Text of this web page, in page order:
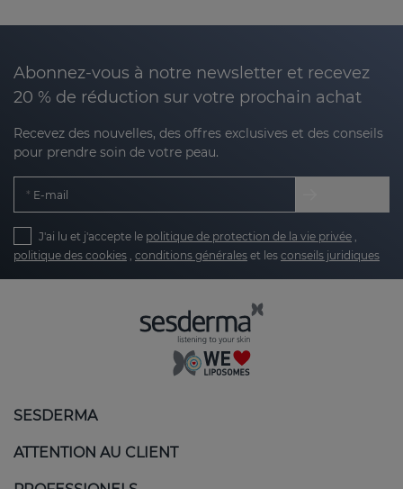
Abonnez-vous à notre newsletter et recevez
20 % de réduction sur votre prochain achat
Recevez des nouvelles, des offres exclusives et des conseils
pour prendre soin de votre peau.
E-mail
J'ai lu et j'accepte le politique de protection de la vie privée ,
politique des cookies , conditions générales et les conseils juridiques
SESDERMA
ATTENTION AU CLIENT